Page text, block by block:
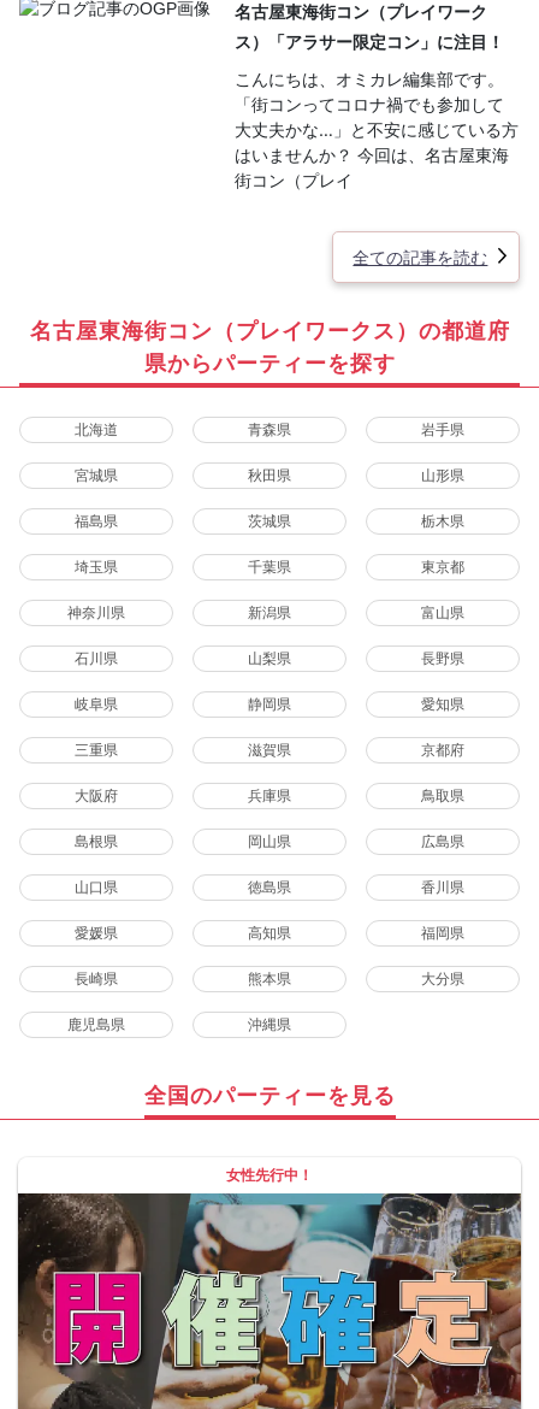
名古屋東海街コン（プレイワーク
ス）「アラサー限定コン」に注目！
こんにちは、オミカレ編集部です。
「街コンってコロナ禍でも参加して
大丈夫かな…」と不安に感じている方
はいませんか？ 今回は、名古屋東海
街コン（プレイ
全ての記事を読む
名古屋東海街コン（プレイワークス）の都道府
県からパーティーを探す
北海道 青森県 岩手県
宮城県 秋田県 山形県
福島県 茨城県 栃木県
埼玉県 千葉県 東京都
神奈川県 新潟県 富山県
石川県 山梨県 長野県
岐阜県 静岡県 愛知県
三重県 滋賀県 京都府
大阪府 兵庫県 鳥取県
島根県 岡山県 広島県
山口県 徳島県 香川県
愛媛県 高知県 福岡県
長崎県 熊本県 大分県
鹿児島県 沖縄県
全国のパーティーを見る
女性先行中！